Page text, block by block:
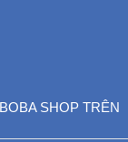
SHOP TRÊN